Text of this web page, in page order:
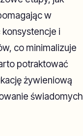
w
i
co minimalizuje
potraktować
żywieniową
świadomych